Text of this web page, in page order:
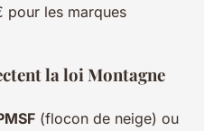
pour les marques
la loi Montagne
(flocon de neige) ou